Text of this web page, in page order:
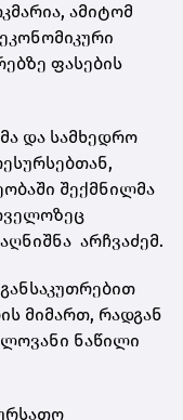
ამიტომ
ფასების
და სამხედრო
შექმნილმა
არჩვაძემ.
მიმართ, რადგან
ნაწილი